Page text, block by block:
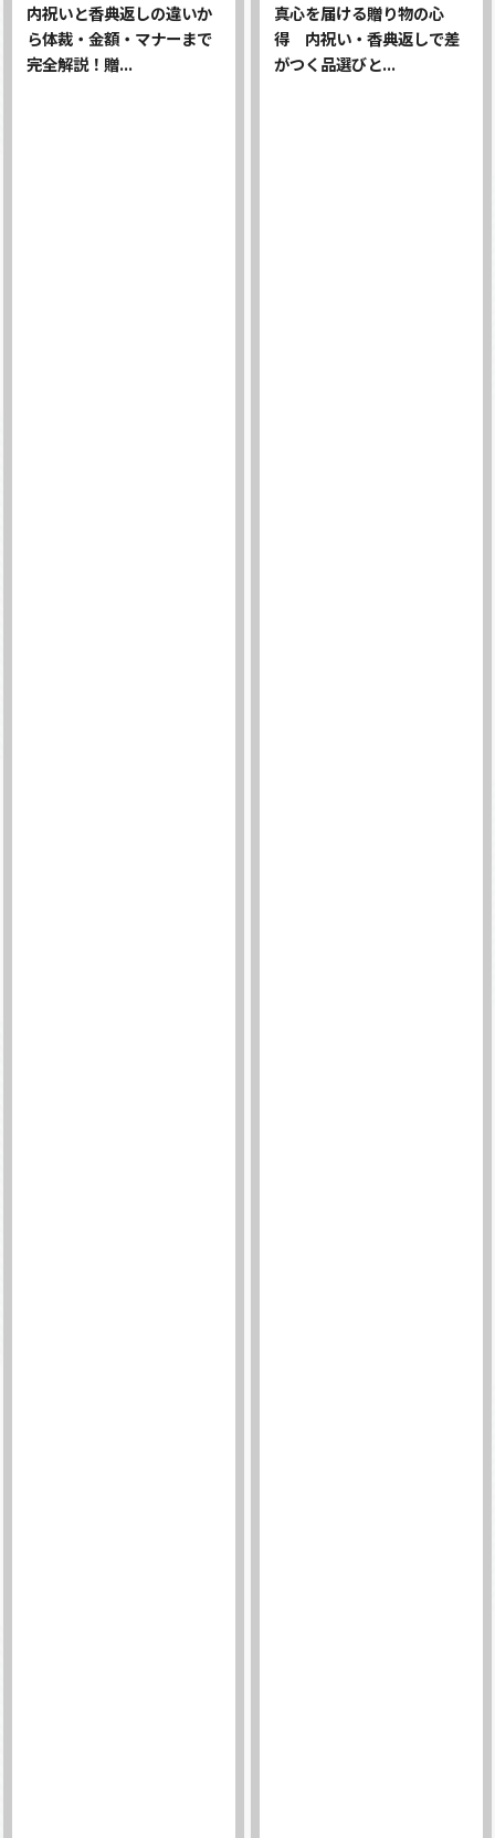
内祝いと香典返しの違いか
ら体裁・金額・マナーまで
完全解説！贈...
真心を届ける贈り物の心
得 内祝い・香典返しで差
がつく品選びと...